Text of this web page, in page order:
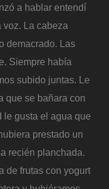
a hablar entendí
La cabeza
demacrado. Las
Siempre había
subido juntas. Le
que se bañara con
le gusta el agua que
prestado un
recién planchada.
de frutas con yogurt